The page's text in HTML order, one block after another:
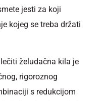
jesti za koji
kojeg se treba držati
želudačna kila je
rigoroznog
s redukcijom